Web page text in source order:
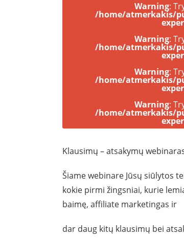
Warning:
/home/atmerkakis/
Warning:
/home/atmerkakis/
Warning:
/home/atmerkakis/
Warning:
/home/atmerkakis/
Klausimų – atsakymų
Šiame webinare Jūsų siūlytos
kokie pirmi žingsniai, kurie
baimę, affiliate marketingas ir
dar daug kitų klausimų bei